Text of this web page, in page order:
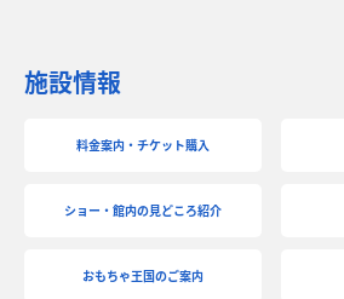
施設情報
料金案内・チケット購入
ショー・館内の見どころ紹介
おもちゃ王国のご案内